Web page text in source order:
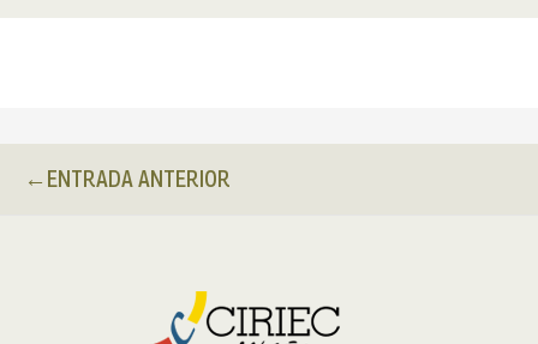
← ENTRADA ANTERIOR